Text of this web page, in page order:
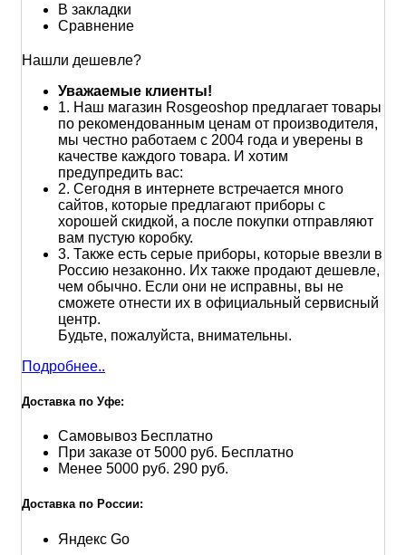
В закладки
Сравнение
Нашли дешевле?
Уважаемые клиенты!
1. Наш магазин Rosgeoshop предлагает товары
по рекомендованным ценам от производителя,
мы честно работаем с 2004 года и уверены в
качестве каждого товара. И хотим
предупредить вас:
2. Сегодня в интернете встречается много
сайтов, которые предлагают приборы с
хорошей скидкой, а после покупки отправляют
вам пустую коробку.
3. Также есть серые приборы, которые ввезли в
Россию незаконно. Их также продают дешевле,
чем обычно. Если они не исправны, вы не
сможете отнести их в официальный сервисный
центр.
Будьте, пожалуйста, внимательны.
Подробнее..
Доставка по Уфе:
Самовывоз Бесплатно
При заказе от 5000 руб. Бесплатно
Менее 5000 руб. 290 руб.
Доставка по России:
Яндекс Go